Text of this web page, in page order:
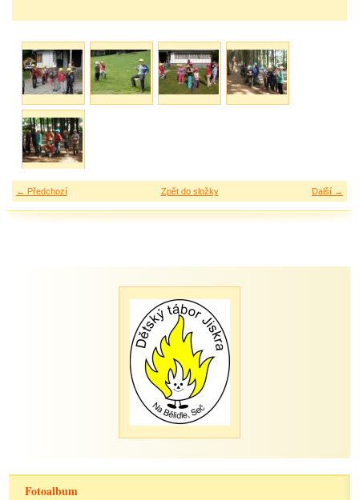
← Předchozí Další →
Zpět do složky
Fotoalbum